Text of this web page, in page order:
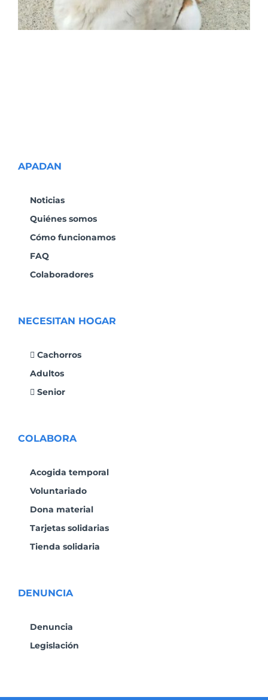
APADAN
Noticias
Quiénes somos
Cómo funcionamos
FAQ
Colaboradores
NECESITAN HOGAR
Cachorros
Adultos
Senior
COLABORA
Acogida temporal
Voluntariado
Dona material
Tarjetas solidarias
Tienda solidaria
DENUNCIA
Denuncia
Legislación